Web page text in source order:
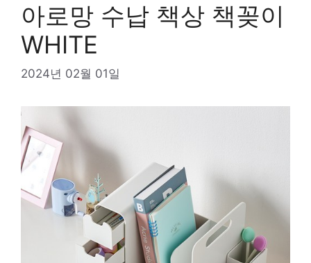
아로망 수납 책상 책꽂이
WHITE
2024년 02월 01일